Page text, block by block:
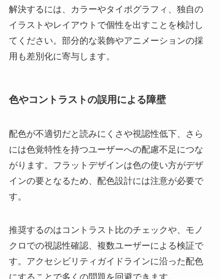
解決するには、カラーやタイポグラフィ、独自の
イラストやレイアウトで個性を出すことを検討し
てください。部分的な装飾やアニメーションの採
用も差別化に寄与します。
色やコントラストの誤用による障壁
配色が不適切だと読みにくさや視認性低下、さら
には色覚特性を持つユーザーへの配慮不足につな
がります。フラットデザインは色の使い方がデザ
インの要となるため、配色設計には注意が必要で
す。
推奨するのはコントラスト比のチェックや、モノ
クロでの視認性確認、複数ユーザーによる検証で
す。アクセシビリティガイドラインに沿った配色
にすることで多くの問題を回避できます。